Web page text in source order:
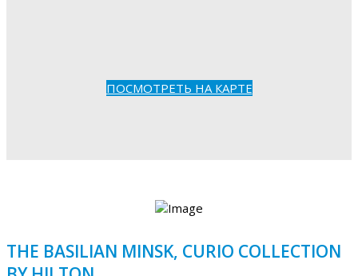
ПОСМОТРЕТЬ НА КАРТЕ
THE BASILIAN MINSK, CURIO COLLECTION